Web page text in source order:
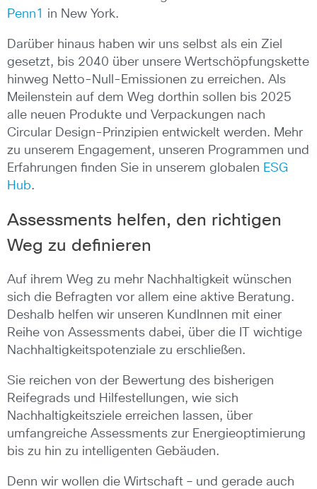
Penn1
in New York.
Darüber hinaus haben wir uns selbst als ein Ziel
gesetzt, bis 2040 über unsere Wertschöpfungskette
hinweg Netto-Null-Emissionen zu erreichen. Als
Meilenstein auf dem Weg dorthin sollen bis 2025
alle neuen Produkte und Verpackungen nach
Circular Design-Prinzipien entwickelt werden. Mehr
zu unserem Engagement, unseren Programmen und
Erfahrungen finden Sie in unserem globalen ESG
Hub.
Assessments helfen, den richtigen
Weg zu definieren
Auf ihrem Weg zu mehr Nachhaltigkeit wünschen
sich die Befragten vor allem eine aktive Beratung.
Deshalb helfen wir unseren KundInnen mit einer
Reihe von Assessments dabei, über die IT wichtige
Nachhaltigkeitspotenziale zu erschließen.
Sie reichen von der Bewertung des bisherigen
Reifegrads und Hilfestellungen, wie sich
Nachhaltigkeitsziele erreichen lassen, über
umfangreiche Assessments zur Energieoptimierung
bis zu hin zu intelligenten Gebäuden.
Denn wir wollen die Wirtschaft – und gerade auch